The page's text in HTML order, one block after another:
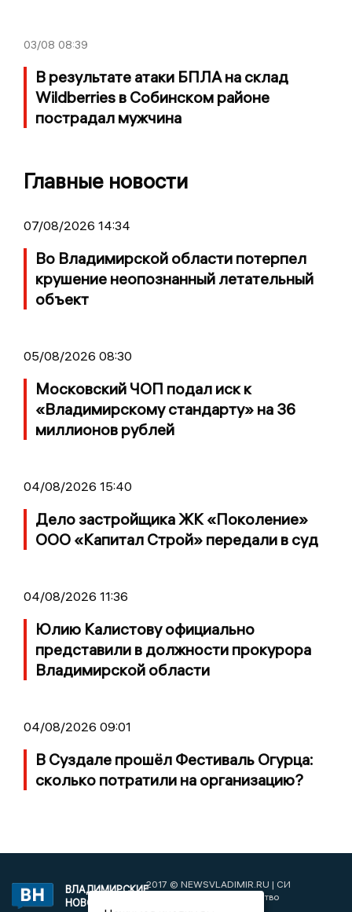
03/08 08:39
В результате атаки БПЛА на склад
Wildberries в Собинском районе
пострадал мужчина
Главные новости
07/08/2026 14:34
Во Владимирской области потерпел
крушение неопознанный летательный
объект
05/08/2026 08:30
Московский ЧОП подал иск к
«Владимирскому стандарту» на 36
миллионов рублей
04/08/2026 15:40
Дело застройщика ЖК «Поколение»
ООО «Капитал Строй» передали в суд
04/08/2026 11:36
Юлию Калистову официально
представили в должности прокурора
Владимирской области
04/08/2026 09:01
В Суздале прошёл Фестиваль Огурца:
сколько потратили на организацию?
ВЛАДИМИРСКИЕ
НОВОСТИ
2017 © NEWSVLADIMIR.RU | СИ
«Информационное агентство